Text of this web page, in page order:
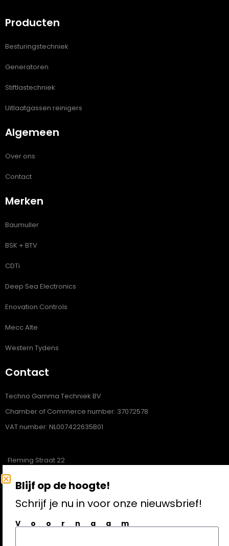
Producten
Besturingstechniek
Generatoren
Stiftlastechniek
Uitlaatgassen reinigers
Algemeen
Over ons
Contact
Merken
Baumuller
BSK + BTV
CDTi
Deep Sea Electronics
Enovation Controls
Mecc Alte
Western Tydens
Contact
Techno Gamma Techniek BV
Chamber of Commerce number: 37072578
VAT number: NL007422635B01
Fleming Straat 22
1704SL Heerhugowaard
072-5121620
info@technogamma.nl
Blijf op de hoogte!
Schrijf je nu in voor onze nieuwsbrief!
Voornaam